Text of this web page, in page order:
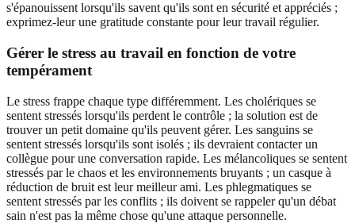
s'épanouissent lorsqu'ils savent qu'ils sont en sécurité et appréciés ;
exprimez-leur une gratitude constante pour leur travail régulier.
Gérer le stress au travail en fonction de votre
tempérament
Le stress frappe chaque type différemment. Les cholériques se
sentent stressés lorsqu'ils perdent le contrôle ; la solution est de
trouver un petit domaine qu'ils peuvent gérer. Les sanguins se
sentent stressés lorsqu'ils sont isolés ; ils devraient contacter un
collègue pour une conversation rapide. Les mélancoliques se sentent
stressés par le chaos et les environnements bruyants ; un casque à
réduction de bruit est leur meilleur ami. Les phlegmatiques se
sentent stressés par les conflits ; ils doivent se rappeler qu'un débat
sain n'est pas la même chose qu'une attaque personnelle.